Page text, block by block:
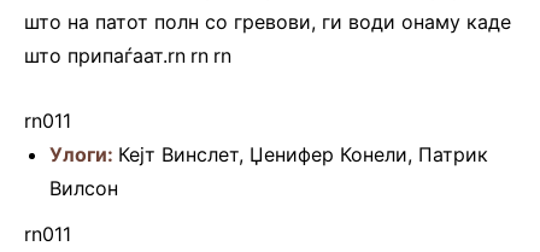
што на патот полн со гревови, ги води онаму каде
што припаѓаат.rn rn rn
rn011
Улоги: Кејт Винслет, Џенифер Конели, Патрик
Вилсон
rn011